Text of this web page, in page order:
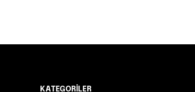
KATEGORILER